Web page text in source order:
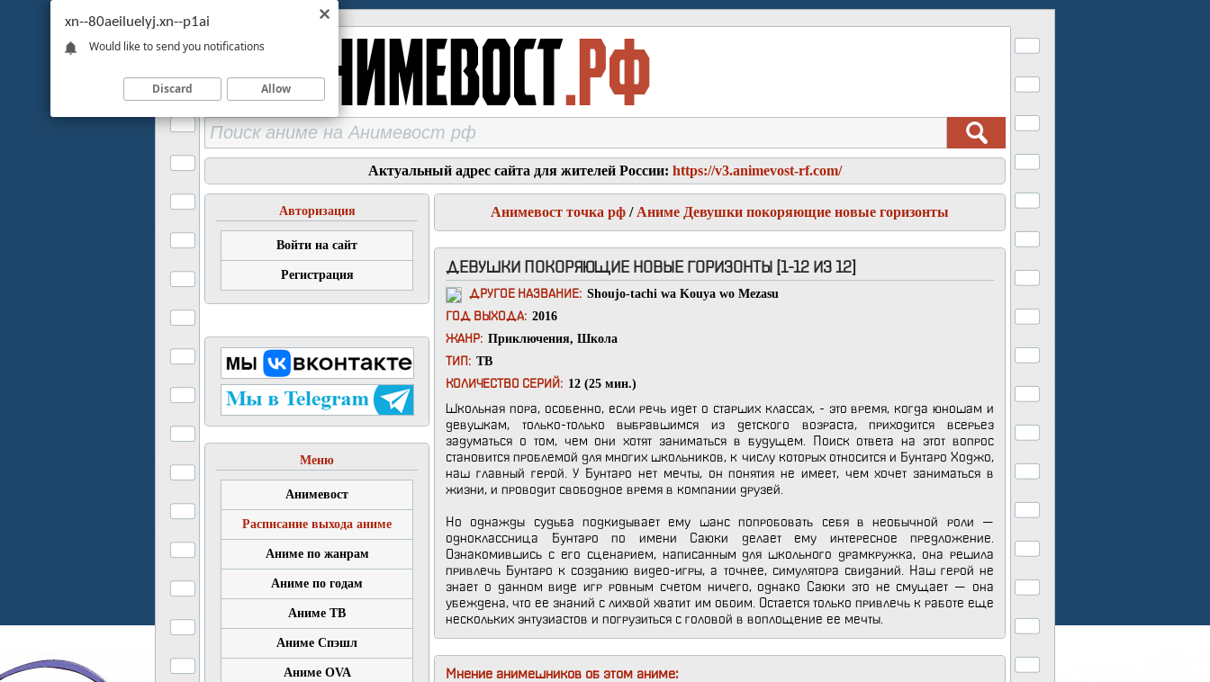
Актуальный адрес сайта для жителей России: https://v3.animevost-rf.com/
Авторизация
Войти на сайт
Регистрация
Меню
Анимевост
Расписание выхода аниме
Аниме по жанрам
Аниме по годам
Аниме ТВ
Аниме Спэшл
Аниме OVA
Анимевост точка рф / Аниме Девушки покоряющие новые горизонты
ДЕВУШКИ ПОКОРЯЮЩИЕ НОВЫЕ ГОРИЗОНТЫ [1-12 ИЗ 12]
ДРУГОЕ НАЗВАНИЕ: Shoujo-tachi wa Kouya wo Mezasu
ГОД ВЫХОДА: 2016
ЖАНР: Приключения, Школа
ТИП: ТВ
КОЛИЧЕСТВО СЕРИЙ: 12 (25 мин.)
Школьная пора, особенно, если речь идет о старших классах, - это время, когда юношам и
девушкам, только-только выбравшимся из детского возраста, приходится всерьез
задуматься о том, чем они хотят заниматься в будущем. Поиск ответа на этот вопрос
становится проблемой для многих школьников, к числу которых относится и Бунтаро Ходжо,
наш главный герой. У Бунтаро нет мечты, он понятия не имеет, чем хочет заниматься в
жизни, и проводит свободное время в компании друзей.
Но однажды судьба подкидывает ему шанс попробовать себя в необычной роли —
одноклассница Бунтаро по имени Саюки делает ему интересное предложение.
Ознакомившись с его сценарием, написанным для школьного драмкружка, она решила
привлечь Бунтаро к созданию видео-игры, а точнее, симулятора свиданий. Наш герой не
знает о данном виде игр ровным счетом ничего, однако Саюки это не смущает — она
убеждена, что ее знаний с лихвой хватит им обоим. Остается только привлечь к работе еще
нескольких энтузиастов и погрузиться с головой в воплощение ее мечты.
Мнение анимешников об этом аниме:
xn--80aeiluelyj.xn--p1ai
Would like to send you notifications
Discard Allow